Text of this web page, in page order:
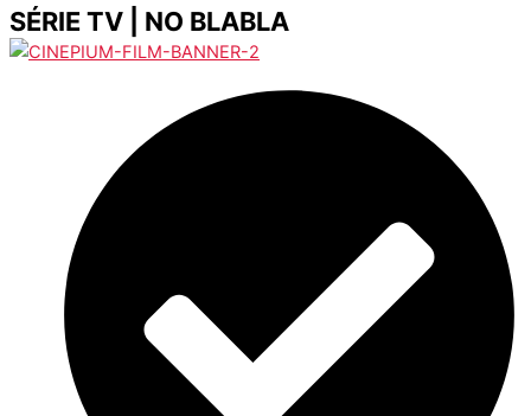
SÉRIE TV | NO BLABLA